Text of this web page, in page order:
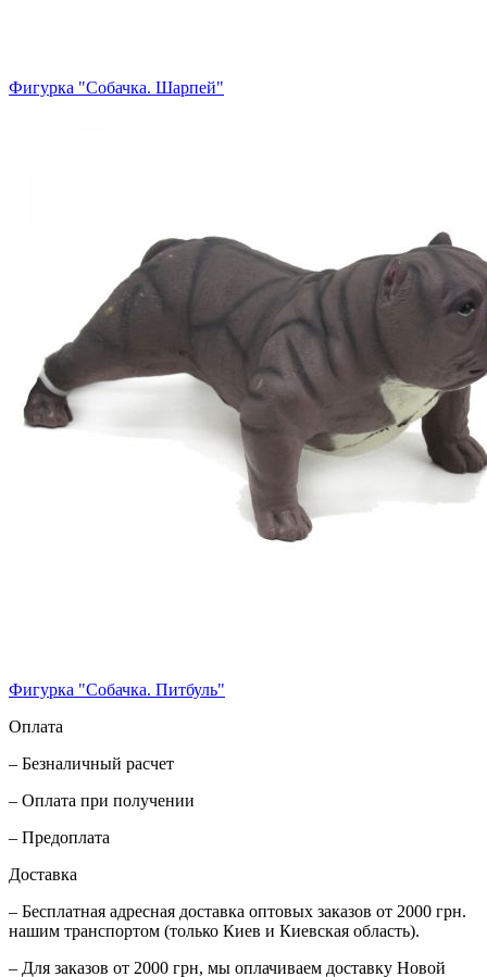
Фигурка "Собачка. Шарпей"
Фигурка "Собачка. Питбуль"
Оплата
– Безналичный расчет
– Оплата при получении
– Предоплата
Доставка
– Бесплатная адресная доставка оптовых заказов от 2000 грн.
нашим транспортом (только Киев и Киевская область).
– Для заказов от 2000 грн, мы оплачиваем доставку Новой